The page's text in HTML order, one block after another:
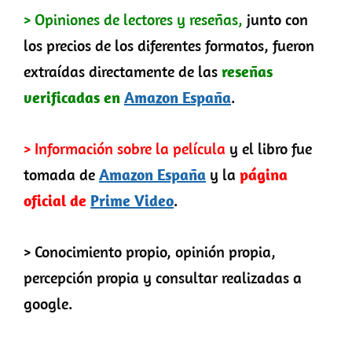
> Opiniones de lectores y reseñas, junto con
los precios de los diferentes formatos, fueron
extraídas directamente de las reseñas
verificadas en Amazon España.
> Información sobre la película y el libro fue
tomada de Amazon España y la página
oficial de Prime Video.
> Conocimiento propio, opinión propia,
percepción propia y consultar realizadas a
google.